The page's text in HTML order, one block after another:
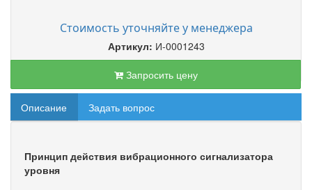
Стоимость уточняйте у менеджера
Артикул: И-0001243
Запросить цену
Описание Задать вопрос
Принцип действия вибрационного сигнализатора
уровня